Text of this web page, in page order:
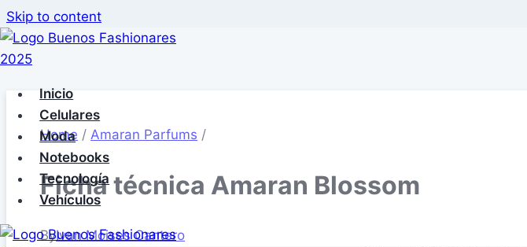
Skip to content
Inicio
Celulares
Moda
Notebooks
Tecnología
Vehículos
Home / Amaran Parfums /
Ficha técnica Amaran Blossom
ByIvan Moises Cantero